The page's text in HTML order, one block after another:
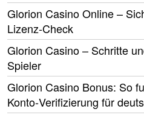
Glorion Casino Online –
Lizenz‑Check
Glorion Casino – Schritte
Spieler
Glorion Casino Bonus: So
Konto‑Verifizierung für